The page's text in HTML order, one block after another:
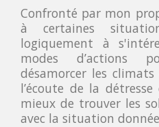
Confronté par mon
à certaines
logiquement à
modes d’actions
désamorcer les climats
l’écoute de la
mieux de trouver les
avec la situation